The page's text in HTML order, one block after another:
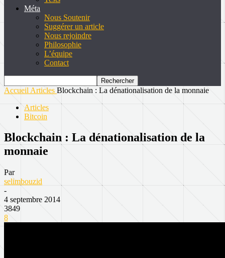
Méta
Nous Soutenir
Suggérer un article
Nous rejoindre
Philosophie
L’équipe
Contact
Accueil Articles Blockchain : La dénationalisation de la monnaie
Articles
Bitcoin
Blockchain : La dénationalisation de la
monnaie
Par
selimbouzid
-
4 septembre 2014
3849
8